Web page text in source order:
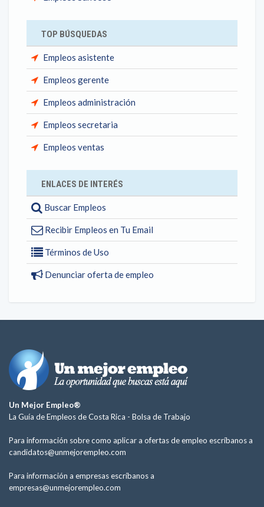
TOP BÚSQUEDAS
Empleos asistente
Empleos gerente
Empleos administración
Empleos secretaria
Empleos ventas
ENLACES DE INTERÉS
Buscar Empleos
Recibir Empleos en Tu Email
Términos de Uso
Denunciar oferta de empleo
Un Mejor Empleo®
La Guía de Empleos de Costa Rica - Bolsa de Trabajo
Para información sobre como aplicar a ofertas de empleo escríbanos a
candidatos@unmejorempleo.com
Para información a empresas escríbanos a
empresas@unmejorempleo.com